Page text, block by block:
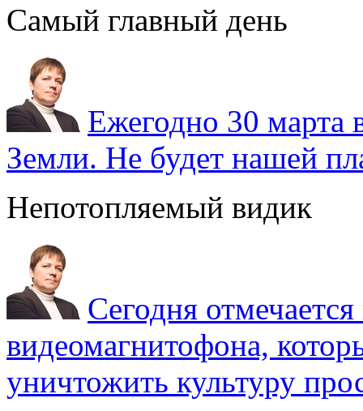
Самый главный день
Ежегодно 30 марта
Земли. Не будет нашей
Непотопляемый видик
Сегодня
видеомагнитофона,
уничтожить культуру